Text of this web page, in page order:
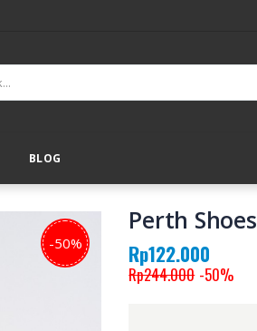
BLOG
-50%
Perth Shoes
Rp122.000
Rp244.000 -50%